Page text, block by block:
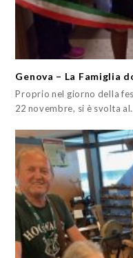
Genova – La Famiglia
Proprio nel giorno della
22 novembre, si è svolta